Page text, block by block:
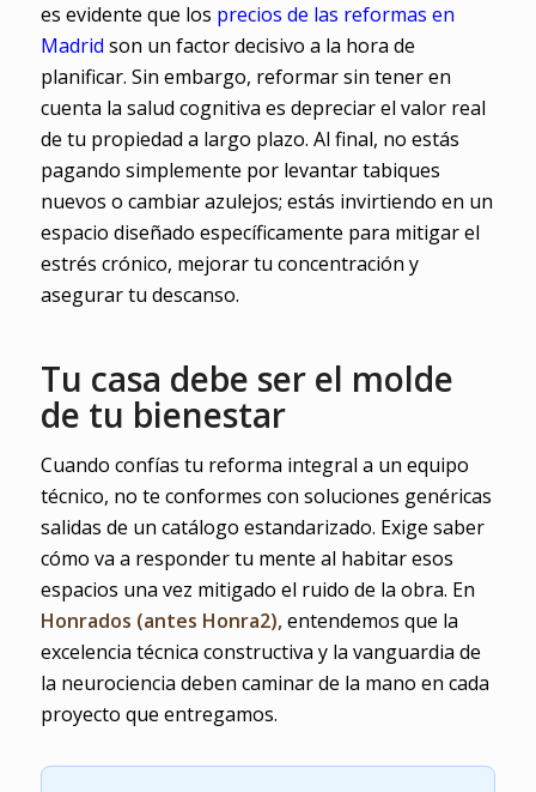
es evidente que los precios de las reformas en
Madrid son un factor decisivo a la hora de
planificar. Sin embargo, reformar sin tener en
cuenta la salud cognitiva es depreciar el valor real
de tu propiedad a largo plazo. Al final, no estás
pagando simplemente por levantar tabiques
nuevos o cambiar azulejos; estás invirtiendo en un
espacio diseñado específicamente para mitigar el
estrés crónico, mejorar tu concentración y
asegurar tu descanso.
Tu casa debe ser el molde
de tu bienestar
Cuando confías tu reforma integral a un equipo
técnico, no te conformes con soluciones genéricas
salidas de un catálogo estandarizado. Exige saber
cómo va a responder tu mente al habitar esos
espacios una vez mitigado el ruido de la obra. En
Honrados (antes Honra2),entendemos que la
excelencia técnica constructiva y la vanguardia de
la neurociencia deben caminar de la mano en cada
proyecto que entregamos.